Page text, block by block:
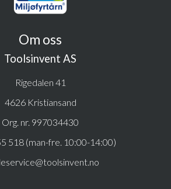
Om oss
Toolsinvent AS
Rigedalen 41
4626 Kristiansand
Org. nr. 997034430
518 (man-fre. 10:00-14:00)